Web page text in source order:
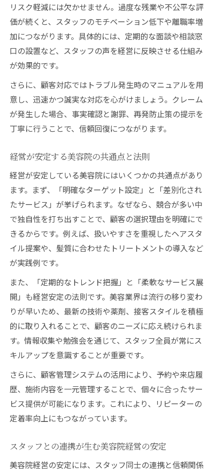
リスク軽減には欠かせません。過度な残業や不公平な評
価が続くと、スタッフのモチベーション低下や離職率増
加につながります。具体的には、定期的な面談や相談窓
口の設置など、スタッフの声を経営に反映させる仕組み
が効果的です。
さらに、顧客対応ではトラブル発生時のマニュアルを用
意し、迅速かつ誠実な対応を心がけましょう。クレーム
が発生した場合、事実確認と謝罪、再発防止策の提示を
丁寧に行うことで、信頼回復につながります。
経営が安定する美容院の共通点と法則
経営が安定している美容院にはいくつかの共通点があり
ます。まず、「明確なターゲット設定」と「差別化され
たサービス」が挙げられます。なぜなら、競合が多い中
で独自性を打ち出すことで、顧客の選択理由を明確にで
きるからです。例えば、扱いやすさを重視したヘアスタ
イル提案や、髪質に合わせたトリートメントの導入など
が実践例です。
また、「定期的なトレンド把握」と「柔軟なサービス展
開」も経営安定の法則です。美容業界は流行の移り変わ
りが早いため、最新の技術や薬剤、接客スタイルを積極
的に取り入れることで、顧客のニーズに応え続けられま
す。情報収集や勉強会を通じて、スタッフ全員が常にス
キルアップを意識することが重要です。
さらに、顧客管理システムの活用により、予約や来店履
歴、施術内容を一元管理することで、個々に合ったサー
ビス提供が可能になります。これにより、リピーターの
定着率向上にもつながっています。
スタッフとの連携が生む美容院経営の安定
美容院経営の安定には、スタッフ同士の連携と信頼関係